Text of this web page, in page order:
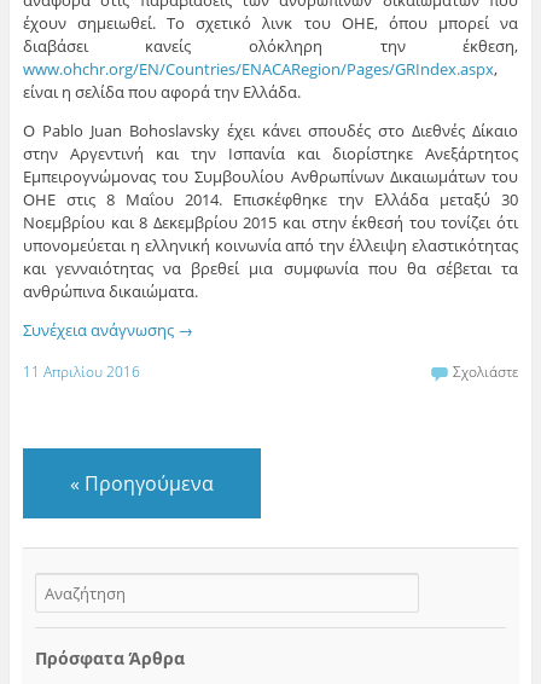
έχουν σημειωθεί. Το σχετικό λινκ του ΟΗΕ, όπου μπορεί να
διαβάσει κανείς ολόκληρη την έκθεση,
www.ohchr.org/EN/Countries/ENACARegion/Pages/GRIndex.aspx,
είναι η σελίδα που αφορά την Ελλάδα.
Ο Pablo Juan Bohoslavsky έχει κάνει σπουδές στο Διεθνές Δίκαιο
στην Αργεντινή και την Ισπανία και διορίστηκε Ανεξάρτητος
Εμπειρογνώμονας του Συμβουλίου Ανθρωπίνων Δικαιωμάτων του
ΟΗΕ στις 8 Μαΐου 2014. Επισκέφθηκε την Ελλάδα μεταξύ 30
Νοεμβρίου και 8 Δεκεμβρίου 2015 και στην έκθεσή του τονίζει ότι
υπονομεύεται η ελληνική κοινωνία από την έλλειψη ελαστικότητας
και γενναιότητας να βρεθεί μια συμφωνία που θα σέβεται τα
ανθρώπινα δικαιώματα.
Συνέχεια ανάγνωσης →
11 Απριλίου 2016 Σχολιάστε
« Προηγούμενα
Πρόσφατα Άρθρα